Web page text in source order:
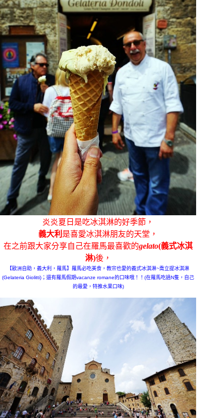
炎炎夏日是吃冰淇淋的好季節，
義大利 是喜愛冰淇淋朋友的天堂，
在之前跟大家分享自己在羅馬最喜歡的gelato(義式冰淇
淋)後，
【歐洲自助，義大利，羅馬】羅馬必吃美食，教宗也愛的義式冰淇淋~喬立提冰淇淋
(Gelateria Giolitti)；還有羅馬假期vacanze romane的口味哦！！(在羅馬吃過N隻，自己
的最愛，特推水果口味)